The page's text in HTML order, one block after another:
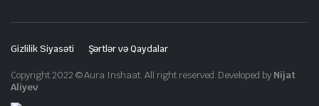
Gizlilik Siyasəti Şərtlər və Qaydalar
Copyright 2022 © Aura Inshaat. All right reserved. Developed by Nijat
Aliyev